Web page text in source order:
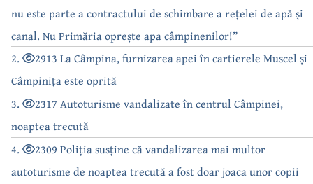
nu este parte a contractului de schimbare a rețelei de apă și
canal. Nu Primăria oprește apa câmpinenilor!”
2.
2913 La Câmpina, furnizarea apei în cartierele Muscel și
Câmpinița este oprită
3.
2317 Autoturisme vandalizate în centrul Câmpinei,
noaptea trecută
4.
2309 Poliția susține că vandalizarea mai multor
autoturisme de noaptea trecută a fost doar joaca unor copii